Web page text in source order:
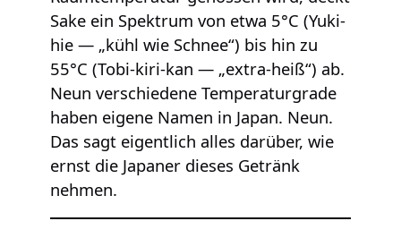
Sake ein Spektrum von etwa 5°C (Yuki-
hie — „kühl wie Schnee“) bis hin zu
55°C (Tobi-kiri-kan — „extra-heiß“) ab.
Neun verschiedene Temperaturgrade
haben eigene Namen in Japan. Neun.
Das sagt eigentlich alles darüber, wie
ernst die Japaner dieses Getränk
nehmen.